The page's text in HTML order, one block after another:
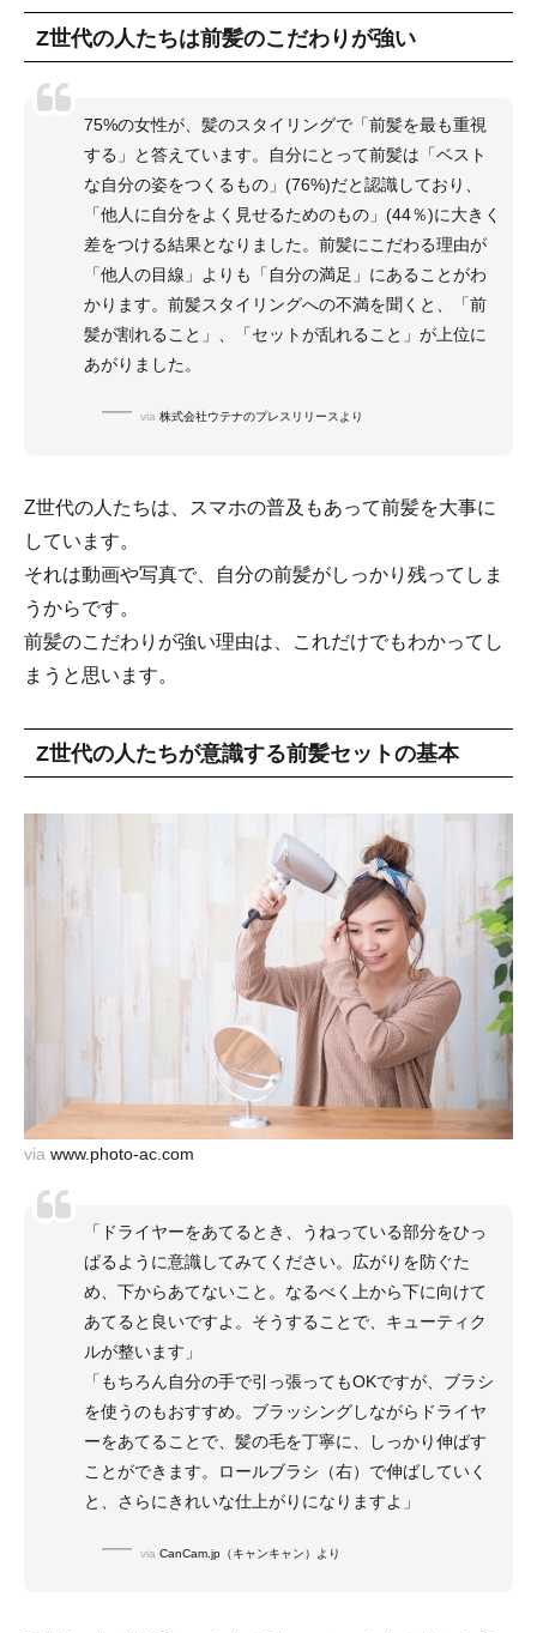
Z世代の人たちは前髪のこだわりが強い
75%の女性が、髪のスタイリングで「前髪を最も重視
する」と答えています。自分にとって前髪は「ベスト
な自分の姿をつくるもの」(76%)だと認識しており、
「他人に自分をよく見せるためのもの」(44％)に大きく
差をつける結果となりました。前髪にこだわる理由が
「他人の目線」よりも「自分の満足」にあることがわ
かります。前髪スタイリングへの不満を聞くと、「前
髪が割れること」、「セットが乱れること」が上位に
あがりました。
via 株式会社ウテナのプレスリリースより
Z世代の人たちは、スマホの普及もあって前髪を大事に
しています。
それは動画や写真で、自分の前髪がしっかり残ってしま
うからです。
前髪のこだわりが強い理由は、これだけでもわかってし
まうと思います。
Z世代の人たちが意識する前髪セットの基本
via www.photo-ac.com
「ドライヤーをあてるとき、うねっている部分をひっ
ぱるように意識してみてください。広がりを防ぐた
め、下からあてないこと。なるべく上から下に向けて
あてると良いですよ。そうすることで、キューティク
ルが整います」
「もちろん自分の手で引っ張ってもOKですが、ブラシ
を使うのもおすすめ。ブラッシングしながらドライヤ
ーをあてることで、髪の毛を丁寧に、しっかり伸ばす
ことができます。ロールブラシ（右）で伸ばしていく
と、さらにきれいな仕上がりになりますよ」
via CanCam.jp（キャンキャン）より